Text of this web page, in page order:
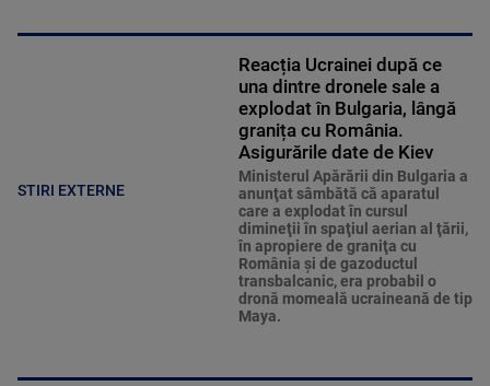
STIRI EXTERNE
Reacția Ucrainei după ce
una dintre dronele sale a
explodat în Bulgaria, lângă
granița cu România.
Asigurările date de Kiev
Ministerul Apărării din Bulgaria a
anunţat sâmbătă că aparatul
care a explodat în cursul
dimineţii în spaţiul aerian al ţării,
în apropiere de graniţa cu
România şi de gazoductul
transbalcanic, era probabil o
dronă momeală ucraineană de tip
Maya.